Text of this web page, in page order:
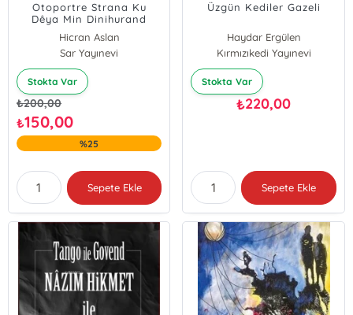
Otoportre Strana Ku
Dêya Min Dinihurand
Hicran Aslan
Sar Yayınevi
Stokta Var
₺200,00
₺150,00
%25
Sepete Ekle
Üzgün Kediler Gazeli
Haydar Ergülen
Kırmızıkedi Yayınevi
Stokta Var
₺220,00
Sepete Ekle